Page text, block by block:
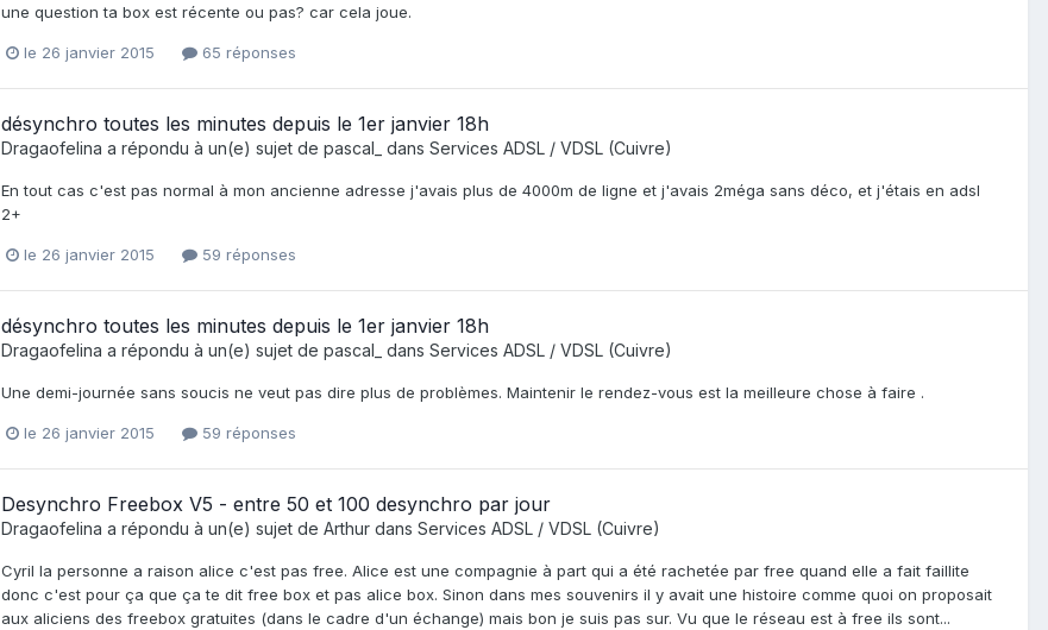
une question ta box est récente ou pas? car cela joue.
le 26 janvier 2015 65 réponses
désynchro toutes les minutes depuis le 1er janvier 18h
Dragaofelina a répondu à un(e) sujet de pascal_ dans Services ADSL / VDSL (Cuivre)
En tout cas c'est pas normal à mon ancienne adresse j'avais plus de 4000m de ligne et j'avais 2méga sans déco, et j'étais en adsl
2+
le 26 janvier 2015 59 réponses
désynchro toutes les minutes depuis le 1er janvier 18h
Dragaofelina a répondu à un(e) sujet de pascal_ dans Services ADSL / VDSL (Cuivre)
Une demi-journée sans soucis ne veut pas dire plus de problèmes. Maintenir le rendez-vous est la meilleure chose à faire .
le 26 janvier 2015 59 réponses
Desynchro Freebox V5 - entre 50 et 100 desynchro par jour
Dragaofelina a répondu à un(e) sujet de Arthur dans Services ADSL / VDSL (Cuivre)
Cyril la personne a raison alice c'est pas free. Alice est une compagnie à part qui a été rachetée par free quand elle a fait faillite
donc c'est pour ça que ça te dit free box et pas alice box. Sinon dans mes souvenirs il y avait une histoire comme quoi on proposait
aux aliciens des freebox gratuites (dans le cadre d'un échange) mais bon je suis pas sur. Vu que le réseau est à free ils sont...